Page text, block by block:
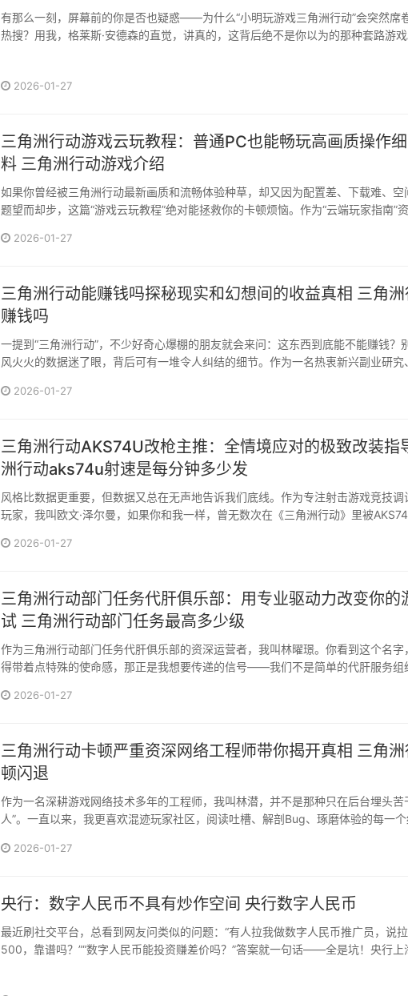
有那么一刻，屏幕前的你是否也疑惑——为什么“小明玩游戏三角洲行动”会突然席
热搜？用我，格莱斯·安德森的直觉，讲真的，这背后绝不是你以为的那种套路游戏
2026-01-27
三角洲行动游戏云玩教程：普通PC也能畅玩高画质操作
料 三角洲行动游戏介绍
如果你曾经被三角洲行动最新画质和流畅体验种草，却又因为配置差、下载难、空
题望而却步，这篇“游戏云玩教程”绝对能拯救你的卡顿烦恼。作为“云端玩家指南”
2026-01-27
三角洲行动能赚钱吗探秘现实和幻想间的收益真相 三角
赚钱吗
一提到“三角洲行动”，不少好奇心爆棚的朋友就会来问：这东西到底能不能赚钱？
风火火的数据迷了眼，背后可有一堆令人纠结的细节。作为一名热衷新兴副业研究
2026-01-27
三角洲行动AKS74U改枪主推：全情境应对的极致改装指
洲行动aks74u射速是每分钟多少发
风格比数据更重要，但数据又总在无声地告诉我们底线。作为专注射击游戏竞技调
玩家，我叫欧文·泽尔曼，如果你和我一样，曾无数次在《三角洲行动》里被
2026-01-27
三角洲行动部门任务代肝俱乐部：用专业驱动力改变你的
试 三角洲行动部门任务最高多少级
作为三角洲行动部门任务代肝俱乐部的资深运营者，我叫林曜璟。你看到这个名字
得带着点特殊的使命感，那正是我想要传递的信号——我们不是简单的代肝服务组
2026-01-27
三角洲行动卡顿严重资深网络工程师带你揭开真相 三角
顿闪退
作为一名深耕游戏网络技术多年的工程师，我叫林潜，并不是那种只在后台埋头苦
人”。一直以来，我更喜欢混迹玩家社区，阅读吐槽、解剖Bug、琢磨体验的每一个
2026-01-27
央行：数字人民币不具有炒作空间 央行数字人民币
最近刷社交平台，总看到网友问类似的问题：“有人拉我做数字人民币推广员，说
500，靠谱吗？”“数字人民币能投资赚差价吗？”答案就一句话——全是坑！央行上